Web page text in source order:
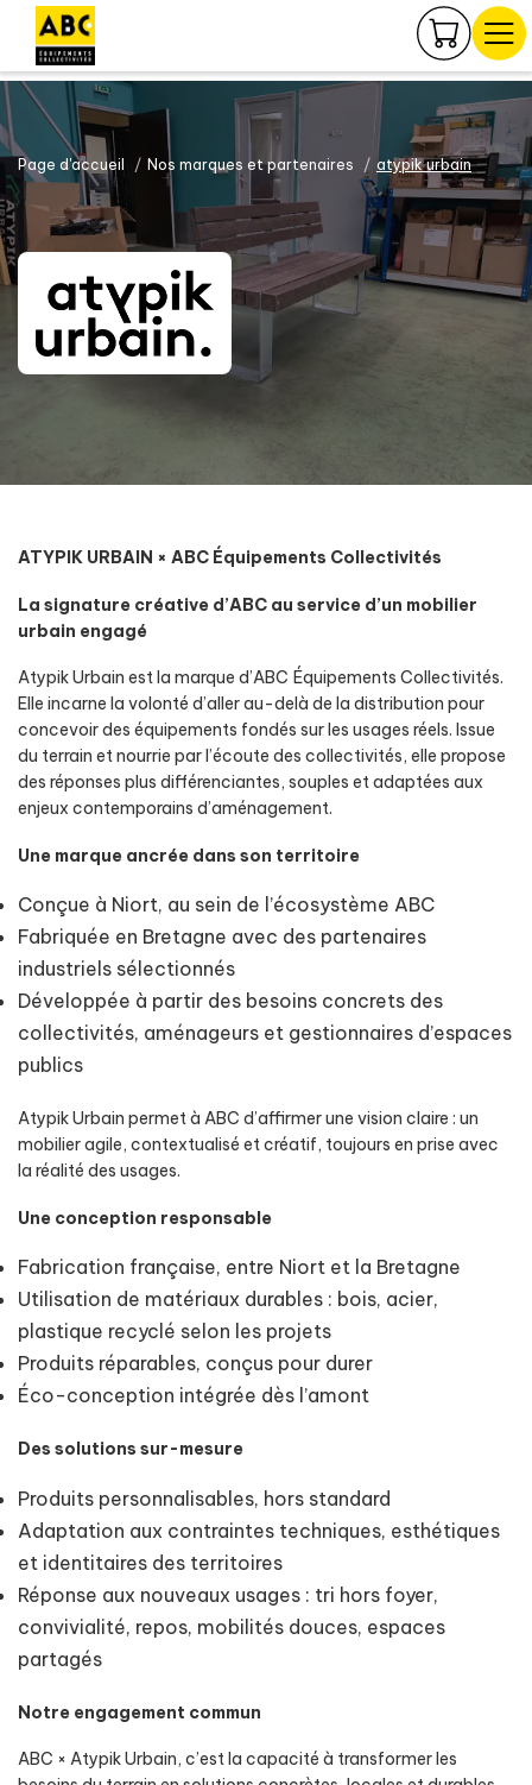
Page d'accueil Nos marques et partenaires atypik urbain
ATYPIK URBAIN × ABC Équipements Collectivités
La signature créative d’ABC au service d’un mobilier
urbain engagé
Atypik Urbain est la marque d’ABC Équipements Collectivités.
Elle incarne la volonté d’aller au-delà de la distribution pour
concevoir des équipements fondés sur les usages réels. Issue
du terrain et nourrie par l’écoute des collectivités, elle propose
des réponses plus différenciantes, souples et adaptées aux
enjeux contemporains d’aménagement.
Une marque ancrée dans son territoire
Conçue à Niort, au sein de l’écosystème ABC
Fabriquée en Bretagne avec des partenaires
industriels sélectionnés
Développée à partir des besoins concrets des
collectivités, aménageurs et gestionnaires d’espaces
publics
Atypik Urbain permet à ABC d’affirmer une vision claire : un
mobilier agile, contextualisé et créatif, toujours en prise avec
la réalité des usages.
Une conception responsable
Fabrication française, entre Niort et la Bretagne
Utilisation de matériaux durables : bois, acier,
plastique recyclé selon les projets
Produits réparables, conçus pour durer
Éco-conception intégrée dès l’amont
Des solutions sur-mesure
Produits personnalisables, hors standard
Adaptation aux contraintes techniques, esthétiques
et identitaires des territoires
Réponse aux nouveaux usages : tri hors foyer,
convivialité, repos, mobilités douces, espaces
partagés
Notre engagement commun
ABC × Atypik Urbain, c’est la capacité à transformer les
Panneau de gestion des cookies